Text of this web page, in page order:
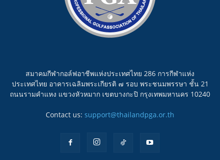
สมาคมกีฬากอล์ฟอาชีพแห่งประเทศไทย 286 การกีฬาแห่ง
ประเทศไทย อาคารเฉลิมพระเกียรติ ๗ รอบ พระชนมพรรษา ชั้น 21
ถนนรามคำแหง แขวงหัวหมาก เขตบางกะปิ กรุงเทพมหานคร 10240
Contact us: support@thailandpga.or.th